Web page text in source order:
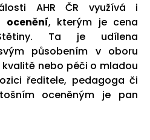
AHR ČR využívá i
, kterým je cena
Ta je udílena
působením v oboru
nebo péči o mladou
ředitele, pedagoga či
oceněným je pan